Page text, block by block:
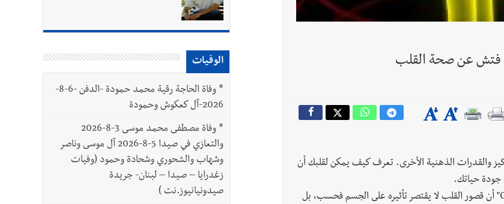
رجل الاعمال الاماراتي خلف الحبتور : 112 شهيداً شُيّعوا في ‫غزة‬ بعد أن بقوا تحت الأنقاض منذ عام 2023: أيُعقل أن يبقى الشعب الفلسطيني يعيش كل هذا الألم؟ وإلى متى
.. فتش عن صحة القلب
والقدرات الذهنية الأخرى. تعرف كيف يمكن لقلبك أن
جودة حياتك.
أظهرت دراسة جديدة نُشرت في مجلة "Circulation: Heart Failure" أن قصور القلب لا يقتصر تأثيره على الجسم فحسب، بل
الوفيات
*
وفاة الحاجة رقية محمد حمودة -الدفن -6-8-
2026-آل كعكوش وحمودة
*
وفاة مصطفى محمد موسى 3-8-2026
والتعازي في صيدا 5-8-2026 آل موسى وناصر
وشهاب والشحوري وشحادة وحمود (وفيات
زغدرايا – صيدا – لبنان- جريدة
صيدونيانيوز.نت )